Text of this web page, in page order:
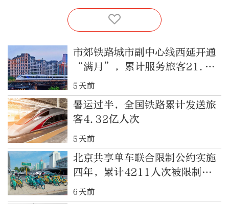
市郊铁路城市副中心线西延开通
“满月”，累计服务旅客21.3
万人次
5天前
暑运过半，全国铁路累计发送旅
客4.32亿人次
5天前
北京共享单车联合限制公约实施
四年，累计4211人次被限制骑
行
6天前